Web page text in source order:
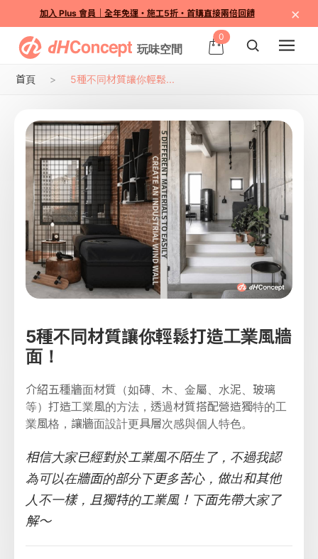
加入 Plus 會員｜全年免運・施工5折・首購直接兩倍回饋 ×
0
首頁 5種不同材質讓你輕鬆...
5種不同材質讓你輕鬆打造工業風牆
面！
介紹五種牆面材質（如磚、木、金屬、水泥、玻璃
等）打造工業風的方法，透過材質搭配營造獨特的工
業風格，讓牆面設計更具層次感與個人特色。
相信大家已經對於工業風不陌生了，不過我認
為可以在牆面的部分下更多苦心，做出和其他
人不一樣，且獨特的工業風！下面先帶大家了
解～